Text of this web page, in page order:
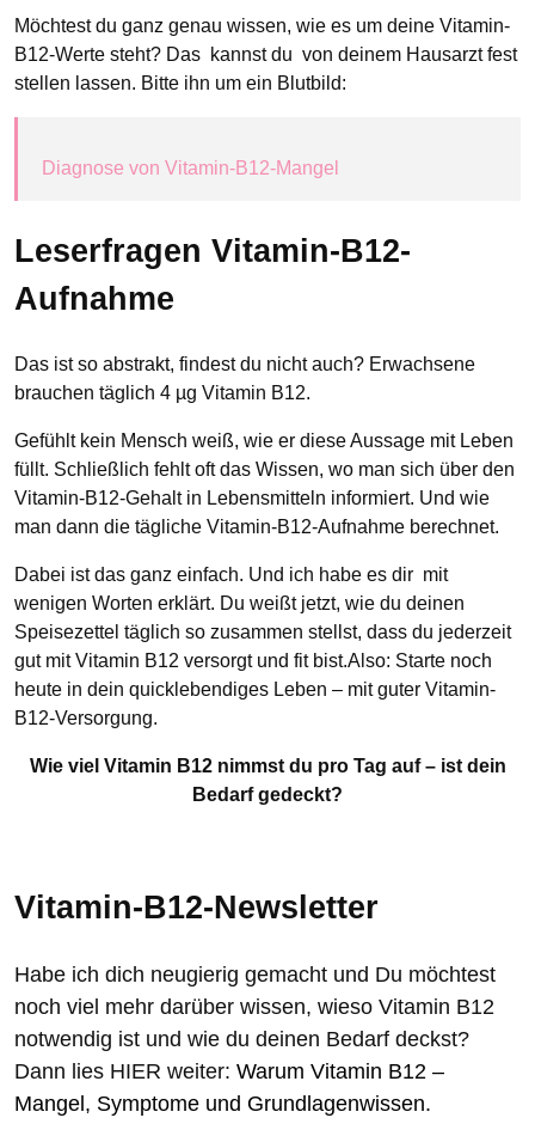
Möchtest du ganz genau wissen, wie es um deine Vitamin-
B12-Werte steht? Das kannst du von deinem Hausarzt fest
stellen lassen. Bitte ihn um ein Blutbild:
Diagnose von Vitamin-B12-Mangel
Leserfragen Vitamin-B12-
Aufnahme
Das ist so abstrakt, findest du nicht auch? Erwachsene
brauchen täglich 4 µg Vitamin B12.
Gefühlt kein Mensch weiß, wie er diese Aussage mit Leben
füllt. Schließlich fehlt oft das Wissen, wo man sich über den
Vitamin-B12-Gehalt in Lebensmitteln informiert. Und wie
man dann die tägliche Vitamin-B12-Aufnahme berechnet.
Dabei ist das ganz einfach. Und ich habe es dir mit
wenigen Worten erklärt. Du weißt jetzt, wie du deinen
Speisezettel täglich so zusammen stellst, dass du jederzeit
gut mit Vitamin B12 versorgt und fit bist.Also: Starte noch
heute in dein quicklebendiges Leben – mit guter Vitamin-
B12-Versorgung.
Wie viel Vitamin B12 nimmst du pro Tag auf – ist dein
Bedarf gedeckt?
Vitamin-B12-Newsletter
Habe ich dich neugierig gemacht und Du möchtest
noch viel mehr darüber wissen, wieso Vitamin B12
notwendig ist und wie du deinen Bedarf deckst?
Dann lies HIER weiter: Warum Vitamin B12 –
Mangel, Symptome und Grundlagenwissen.